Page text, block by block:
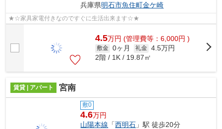
兵庫県明石市魚住町金ケ崎
★☆家具家電付きなのですぐに生活出来ます☆★
4.5万円 (管理費等：6,000円 )
敷金 0ヶ月 礼金 4.5万円
2階 / 1K / 19.87㎡
賃貸 | アパート 宮南
敷0
4.6万円
山陽本線 「西明石 」駅 徒歩20分